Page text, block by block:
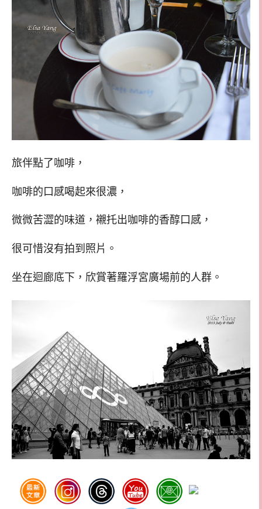
旅伴點了咖啡，
咖啡的口感喝起來很濃，
微微苦澀的味道，襯托出咖啡的香醇口感，
很可惜沒有拍到照片。
坐在迴廊底下，欣賞著羅浮宮廣場前的人群。